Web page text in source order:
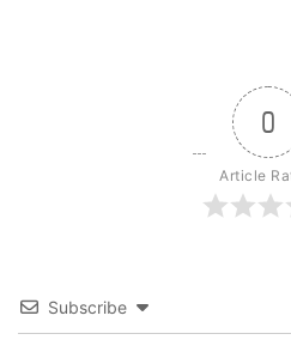
0
Article
Subscribe